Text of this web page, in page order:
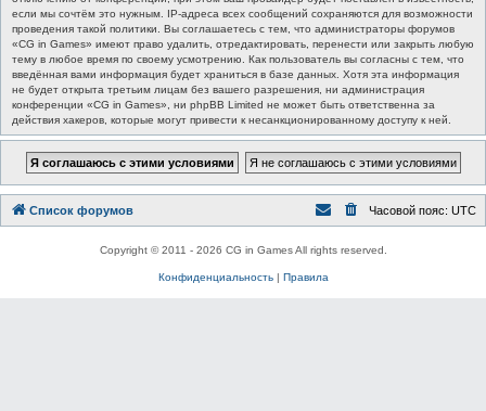
если мы сочтём это нужным. IP-адреса всех сообщений сохраняются для возможности
проведения такой политики. Вы соглашаетесь с тем, что администраторы форумов
«CG in Games» имеют право удалить, отредактировать, перенести или закрыть любую
тему в любое время по своему усмотрению. Как пользователь вы согласны с тем, что
введённая вами информация будет храниться в базе данных. Хотя эта информация
не будет открыта третьим лицам без вашего разрешения, ни администрация
конференции «CG in Games», ни phpBB Limited не может быть ответственна за
действия хакеров, которые могут привести к несанкционированному доступу к ней.
Список форумов Часовой пояс: UTC
Copyright © 2011 - 2026 CG in Games All rights reserved.
Конфиденциальность| Правила